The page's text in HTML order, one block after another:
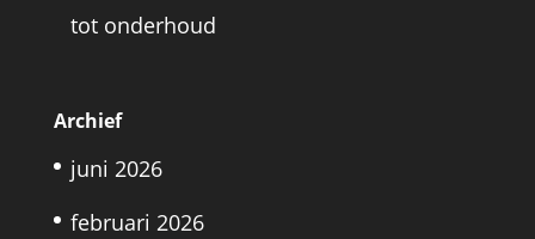
tot onderhoud
Archief
juni 2026
februari 2026